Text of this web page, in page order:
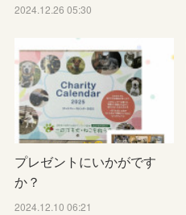
2024.12.26 05:30
プレゼントにいかがです
か？
2024.12.10 06:21